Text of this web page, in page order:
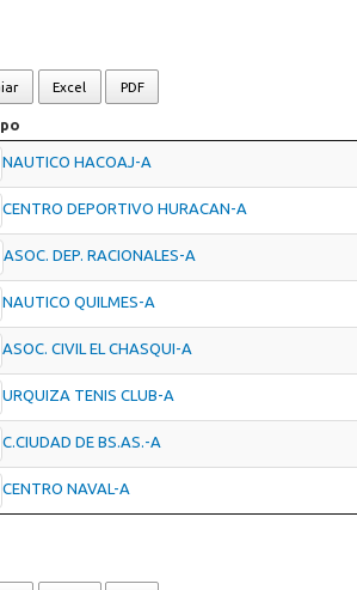
Excel PDF
NAUTICO HACOAJ-A
CENTRO DEPORTIVO HURACAN-A
ASOC. DEP. RACIONALES-A
NAUTICO QUILMES-A
ASOC. CIVIL EL CHASQUI-A
URQUIZA TENIS CLUB-A
C.CIUDAD DE BS.AS.-A
CENTRO NAVAL-A